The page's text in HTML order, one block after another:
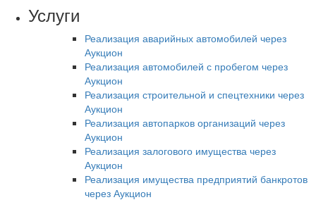
Услуги
Реализация аварийных автомобилей через
Аукцион
Реализация автомобилей с пробегом через
Аукцион
Реализация строительной и спецтехники через
Аукцион
Реализация автопарков организаций через
Аукцион
Реализация залогового имущества через
Аукцион
Реализация имущества предприятий банкротов
через Аукцион